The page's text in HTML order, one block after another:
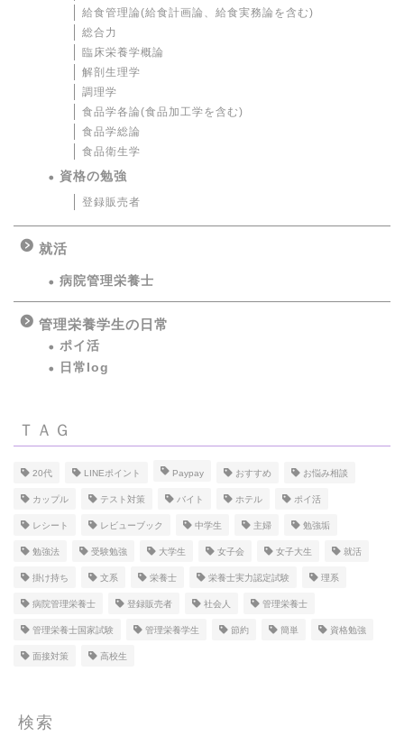
給食管理論(給食計画論、給食実務論を含む)
総合力
臨床栄養学概論
解剖生理学
調理学
食品学各論(食品加工学を含む)
食品学総論
食品衛生学
資格の勉強
登録販売者
就活
病院管理栄養士
管理栄養学生の日常
ポイ活
日常log
ＴＡＧ
20代 LINEポイント Paypay おすすめ お悩み相談
カップル テスト対策 バイト ホテル ポイ活
レシート レビューブック 中学生 主婦 勉強垢
勉強法 受験勉強 大学生 女子会 女子大生 就活
掛け持ち 文系 栄養士 栄養士実力認定試験 理系
病院管理栄養士 登録販売者 社会人 管理栄養士
管理栄養士国家試験 管理栄養学生 節約 簡単 資格勉強
面接対策 高校生
検索